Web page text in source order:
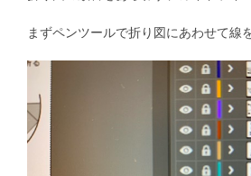
まずペンツールで折り図にあわせて線